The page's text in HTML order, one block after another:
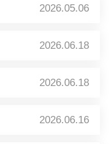
2026.05.06
2026.06.18
2026.06.18
2026.06.16